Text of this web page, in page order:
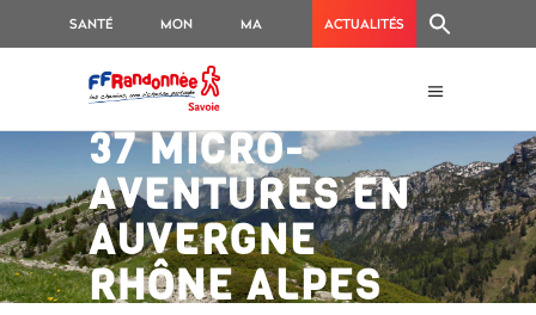
SANTÉ MON
GR
MA ACTUALITÉS
37 MICRO-
AVENTURES EN
AUVERGNE
RHÔNE ALPES